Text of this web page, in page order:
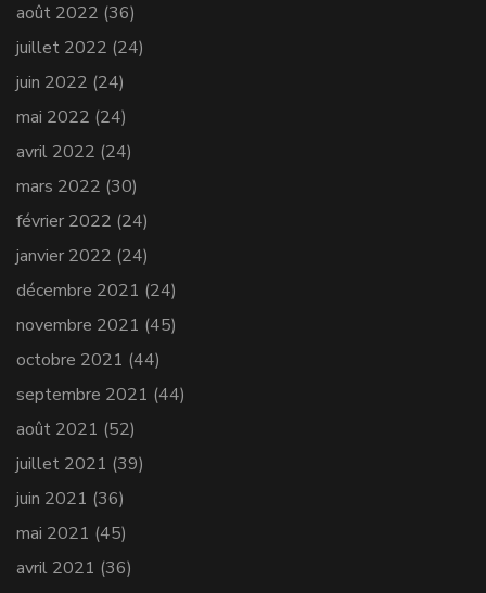
août 2022 (36)
juillet 2022 (24)
juin 2022 (24)
mai 2022 (24)
avril 2022 (24)
mars 2022 (30)
février 2022 (24)
janvier 2022 (24)
décembre 2021 (24)
novembre 2021 (45)
octobre 2021 (44)
septembre 2021 (44)
août 2021 (52)
juillet 2021 (39)
juin 2021 (36)
mai 2021 (45)
avril 2021 (36)